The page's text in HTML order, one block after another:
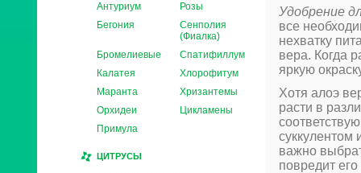
Антуриум
Розы
Бегония
Сенполия
(Фиалка)
Бромелиевые
Спатифиллум
Калатея
Хлорофитум
Маранта
Хризантемы
Орхидеи
Цикламены
Примула
ЦИТРУСЫ
Удобрение
все
нехватку
вера. Когда
яркую
Хотя алоэ
расти в
суккулентом
важно
повредит его